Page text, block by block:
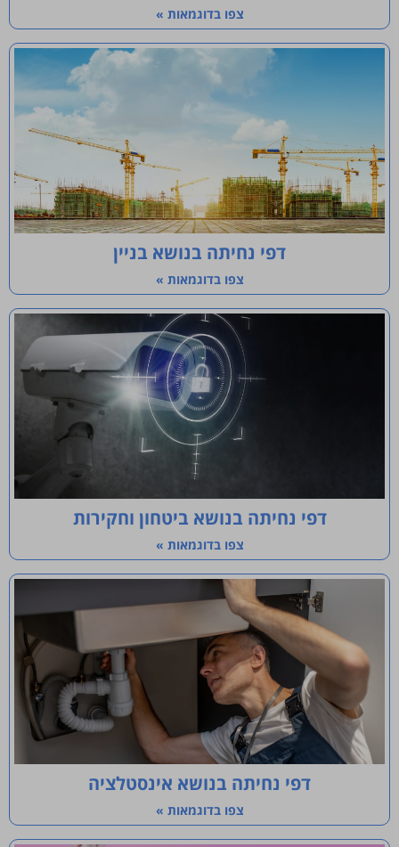
צפו בדוגמאות »
דפי נחיתה בנושא בניין
צפו בדוגמאות »
דפי נחיתה בנושא ביטחון וחקירות
צפו בדוגמאות »
דפי נחיתה בנושא אינסטלציה
צפו בדוגמאות »